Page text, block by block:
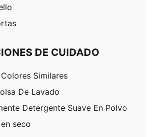
DE CUIDADO
Similares
De Lavado
Detergente Suave En Polvo
seco